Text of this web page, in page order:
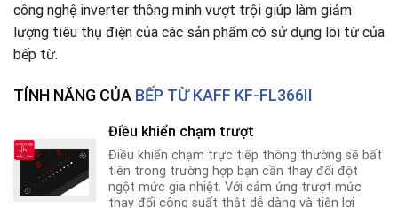
công nghệ inverter thông minh vượt trội giúp làm giảm
lượng tiêu thụ điện của các sản phẩm có sử dụng lõi từ của
bếp từ.
TÍNH NĂNG CỦA BẾP TỪ KAFF KF-FL366II
Điều khiển chạm trượt
Điều khiển chạm trực tiếp thông thường sẽ bất
tiên trong trường hợp bạn cần thay đổi đột
ngột mức gia nhiệt. Với cảm ứng trượt mức
thay đổi công suất thật dễ dàng và tiện lợi